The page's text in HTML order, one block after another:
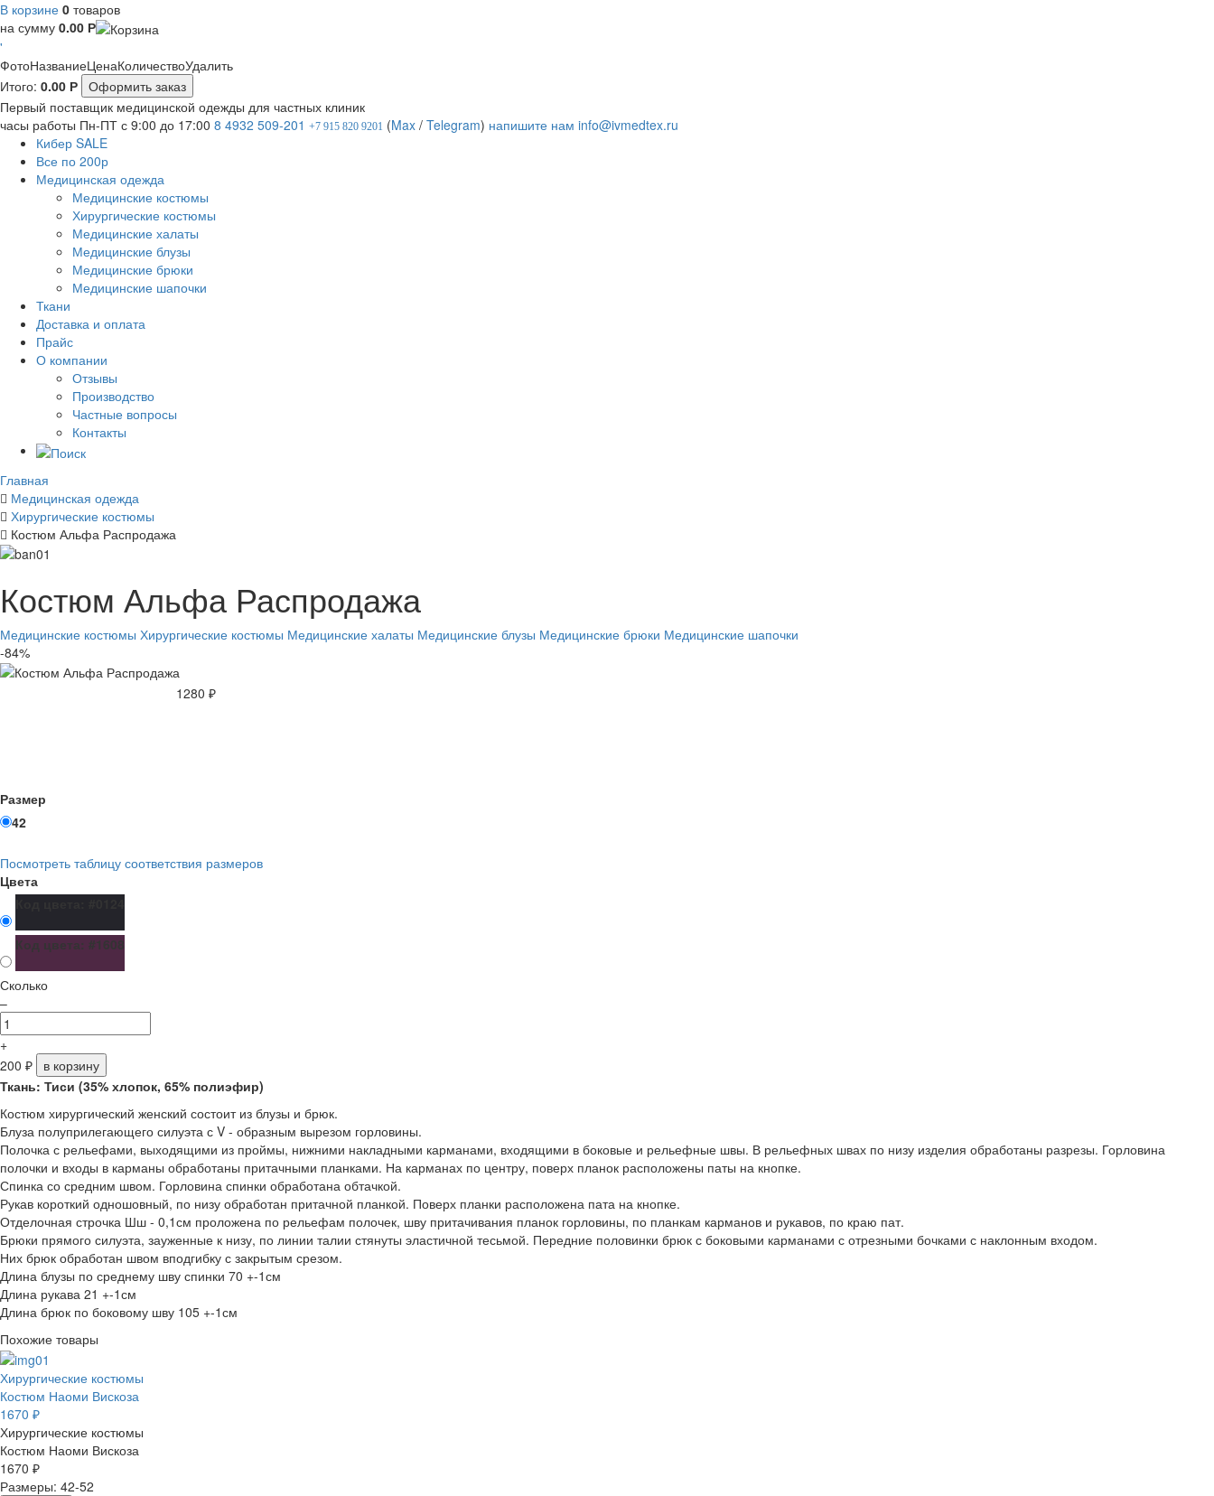
В корзине 0 товаров
на сумму 0.00 Р
'
ФотоНазваниеЦенаКоличествоУдалить
Итого: 0.00 Р Оформить заказ
Первый поставщик медицинской одежды для частных клиник
часы работы Пн-ПТ с 9:00 до 17:00 8 4932 509-201 +7 915 820 9201 (Max / Telegram) напишите нам info@ivmedtex.ru
Кибер SALE
Все по 200р
Медицинская одежда
Медицинские костюмы
Хирургические костюмы
Медицинские халаты
Медицинские блузы
Медицинские брюки
Медицинские шапочки
Ткани
Доставка и оплата
Прайс
О компании
Отзывы
Производство
Частные вопросы
Контакты
Главная
Медицинская одежда
Хирургические костюмы
Костюм Альфа Распродажа
Костюм Альфа Распродажа
Медицинские костюмы Хирургические костюмы Медицинские халаты Медицинские блузы Медицинские брюки Медицинские шапочки
-84%
Размер
42
Посмотреть таблицу соответствия размеров
Цвета
Код цвета: #1608
Сколько
–
+
200 ₽
1280 ₽
в корзину
Ткань: Тиси (35% хлопок, 65% полиэфир)
Костюм хирургический женский состоит из блузы и брюк.
Блуза полуприлегающего силуэта с V - образным вырезом горловины.
Полочка с рельефами, выходящими из проймы, нижними накладными карманами, входящими в боковые и рельефные швы. В рельефных швах по низу изделия обработаны разрезы. Горловина
полочки и входы в карманы обработаны притачными планками. На карманах по центру, поверх планок расположены паты на кнопке.
Спинка со средним швом. Горловина спинки обработана обтачкой.
Рукав короткий одношовный, по низу обработан притачной планкой. Поверх планки расположена пата на кнопке.
Отделочная строчка Шш - 0,1см проложена по рельефам полочек, шву притачивания планок горловины, по планкам карманов и рукавов, по краю пат.
Брюки прямого силуэта, зауженные к низу, по линии талии стянуты эластичной тесьмой. Передние половинки брюк с боковыми карманами с отрезными бочками с наклонным входом.
Них брюк обработан швом вподгибку с закрытым срезом.
Длина блузы по среднему шву спинки 70 +-1см
Длина рукава 21 +-1см
Длина брюк по боковому шву 105 +-1см
Похожие товары
Хирургические костюмы
Костюм Наоми Вискоза
1670 ₽
Хирургические костюмы
Костюм Наоми Вискоза
1670 ₽
Размеры: 42-52